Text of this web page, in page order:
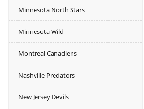
Minnesota North Stars
Minnesota Wild
Montreal Canadiens
Nashville Predators
New Jersey Devils